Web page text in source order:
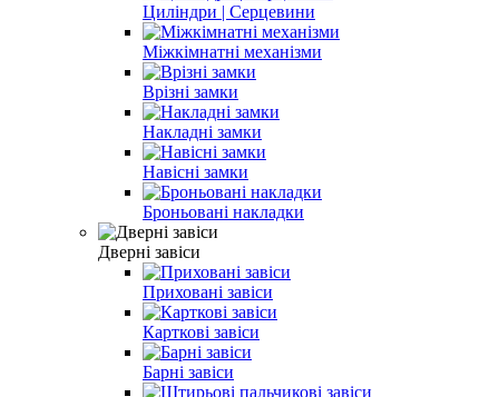
Циліндри | Серцевини
Міжкімнатні механізми
Врізні замки
Накладні замки
Навісні замки
Броньовані накладки
Дверні завіси
Приховані завіси
Карткові завіси
Барні завіси